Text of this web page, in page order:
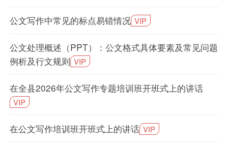
公文写作中常见的标点易错情况 VIP
公文处理概述（PPT）：公文格式具体要素及常见问题
例析及行文规则 VIP
在全县2026年公文写作专题培训班开班式上的讲话
VIP
在公文写作培训班开班式上的讲话 VIP